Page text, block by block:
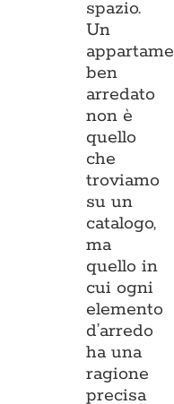
spazio.
Un
ben
arredato
non è
quello
che
troviamo
su un
catalogo,
ma
quello in
cui ogni
elemento
d’arredo
ha una
ragione
precisa